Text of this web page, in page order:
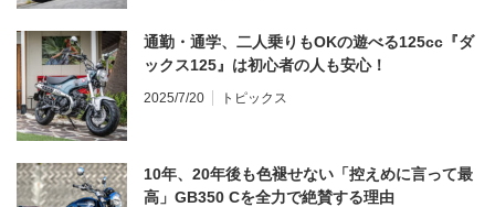
通勤・通学、二人乗りもOKの遊べる125cc『ダ
ックス125』は初心者の人も安心！
2025/7/20 トピックス
10年、20年後も色褪せない「控えめに言って最
高」GB350 Cを全力で絶賛する理由